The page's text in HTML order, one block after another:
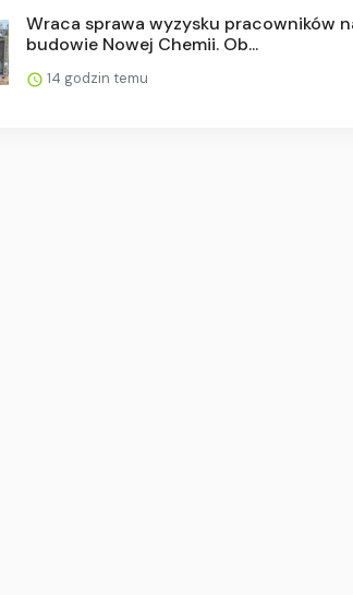
Wraca sprawa wyzysku pracowników
budowie Nowej Chemii. Ob...
14 godzin temu